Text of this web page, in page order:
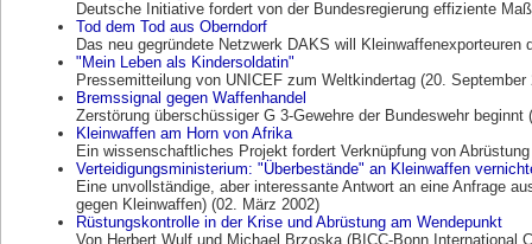
Deutsche Initiative fordert von der Bundesregierung effiziente
Tod dem Tod aus Oberndorf
Das neu gegründete Netzwerk DAKS will Kleinwaffenexporteuren
"Mein Leben als Kindersoldatin"
Pressemitteilung von UNICEF zum Weltkindertag (20. September
Bremssignal gegen Waffenhandel
Zerstörung überschüssiger G 3-Gewehre der Bundeswehr beginnt
Kleinwaffen am Horn von Afrika
Ein wissenschaftliches Projekt fordert Verknüpfung von
Verteidigungsministerium: "Überbestände" an Kleinwaffen
Eine unvollständige, aber interessante Antwort an eine Anfrage
gegen Kleinwaffen) (02. März 2002)
Rüstungskontrolle in der Krise und Abrüstung am Wendepunkt
Von Herbert Wulf und Michael Brzoska (BICC-Bonn International